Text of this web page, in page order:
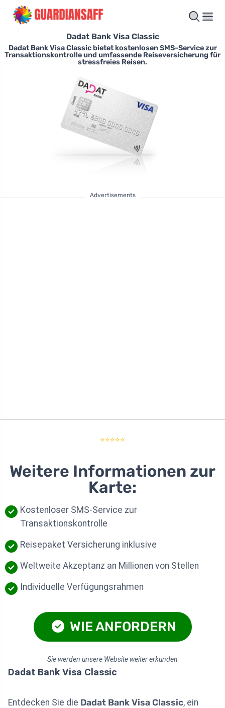
Dadat Bank Visa Classic
Dadat Bank Visa Classic bietet kostenlosen SMS-Service zur
Transaktionskontrolle und umfassende Reiseversicherung für
stressfreies Reisen.
Advertisements
⭐⭐⭐⭐⭐
Weitere Informationen zur
Karte:
Kostenloser SMS-Service zur
Transaktionskontrolle
Reisepaket Versicherung inklusive
Weltweite Akzeptanz an Millionen von Stellen
Individuelle Verfügungsrahmen
WIE ANFORDERN
Sie werden unsere Website weiter erkunden
Dadat Bank Visa Classic
Entdecken Sie die Dadat Bank Visa Classic, ein